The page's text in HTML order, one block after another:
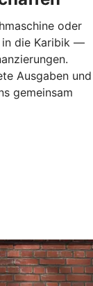
oder
in die Karibik —
Ausgaben und
gemeinsam